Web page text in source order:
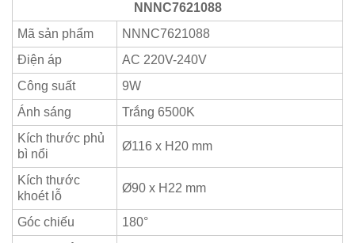
NNNC7621088
Mã sản phẩm
NNNC7621088
Điện áp
AC 220V-240V
Công suất
9W
Ánh sáng
Trắng 6500K
Kích thước phủ
bì nổi
Ø116 x H20 mm
Kích thước
khoét lỗ
Ø90 x H22 mm
Góc chiếu
180°